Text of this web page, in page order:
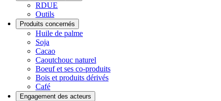
RDUE
Outils
Produits concernés
Huile de palme
Soja
Cacao
Caoutchouc naturel
Boeuf et ses co-produits
Bois et produits dérivés
Café
Engagement des acteurs